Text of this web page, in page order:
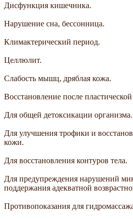
Дисфункция кишечника.
Нарушение сна, бессонница.
Климактерический период.
Целлюлит.
Слабость мышц, дряблая кожа.
Восстановление после
Для общей детоксикации организма.
Для улучшения трофики и
кожи.
Для восстановления контуров тела.
Для предупреждения нарушений
поддержания адекватной
Противопоказания для